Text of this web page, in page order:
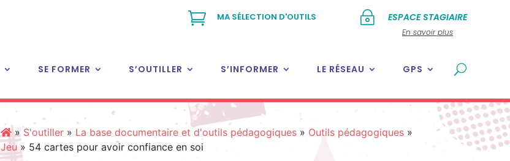
~ ESPACE STAGIAIRE
En savoir plus
 MA SÉLECTION D'OUTILS
SE FORMER S’OUTILLER S’INFORMER LE RÉSEAU GPS
» S'outiller» La base documentaire et d'outils pédagogiques» Outils pédagogiques»
Jeu » 54 cartes pour avoir confiance en soi